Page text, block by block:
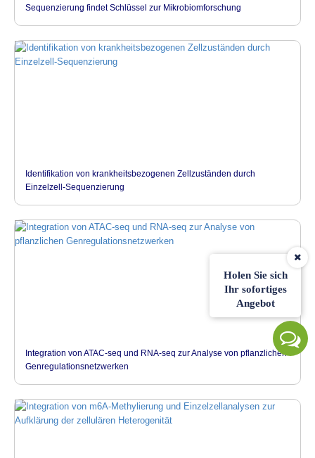
Holen Sie sich
Ihr sofortiges
Angebot
Sequenzierung findet Schlüssel zur Mikrobiomforschung
Identifikation von krankheitsbezogenen Zellzuständen durch
Einzelzell-Sequenzierung
Integration von ATAC-seq und RNA-seq zur Analyse von pflanzlichen
Genregulationsnetzwerken